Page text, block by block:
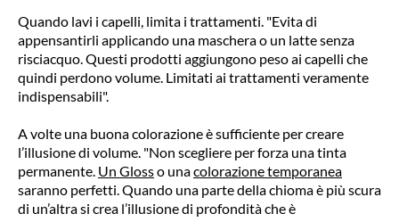
Quando lavi i capelli, limita i trattamenti. "Evita di
appensantirli applicando una maschera o un latte senza
risciacquo. Questi prodotti aggiungono peso ai capelli che
quindi perdono volume. Limitati ai trattamenti veramente
indispensabili".
A volte una buona colorazione è sufficiente per creare
l’illusione di volume. "Non scegliere per forza una tinta
permanente. Un Glosso unacolorazione temporanea
saranno perfetti. Quando una parte della chioma è più scura
di un’altra si crea l’illusione di profondità che è